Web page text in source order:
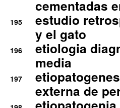
cementadas
195
estudio
y el gato
196
etiologia
media
197
externa de